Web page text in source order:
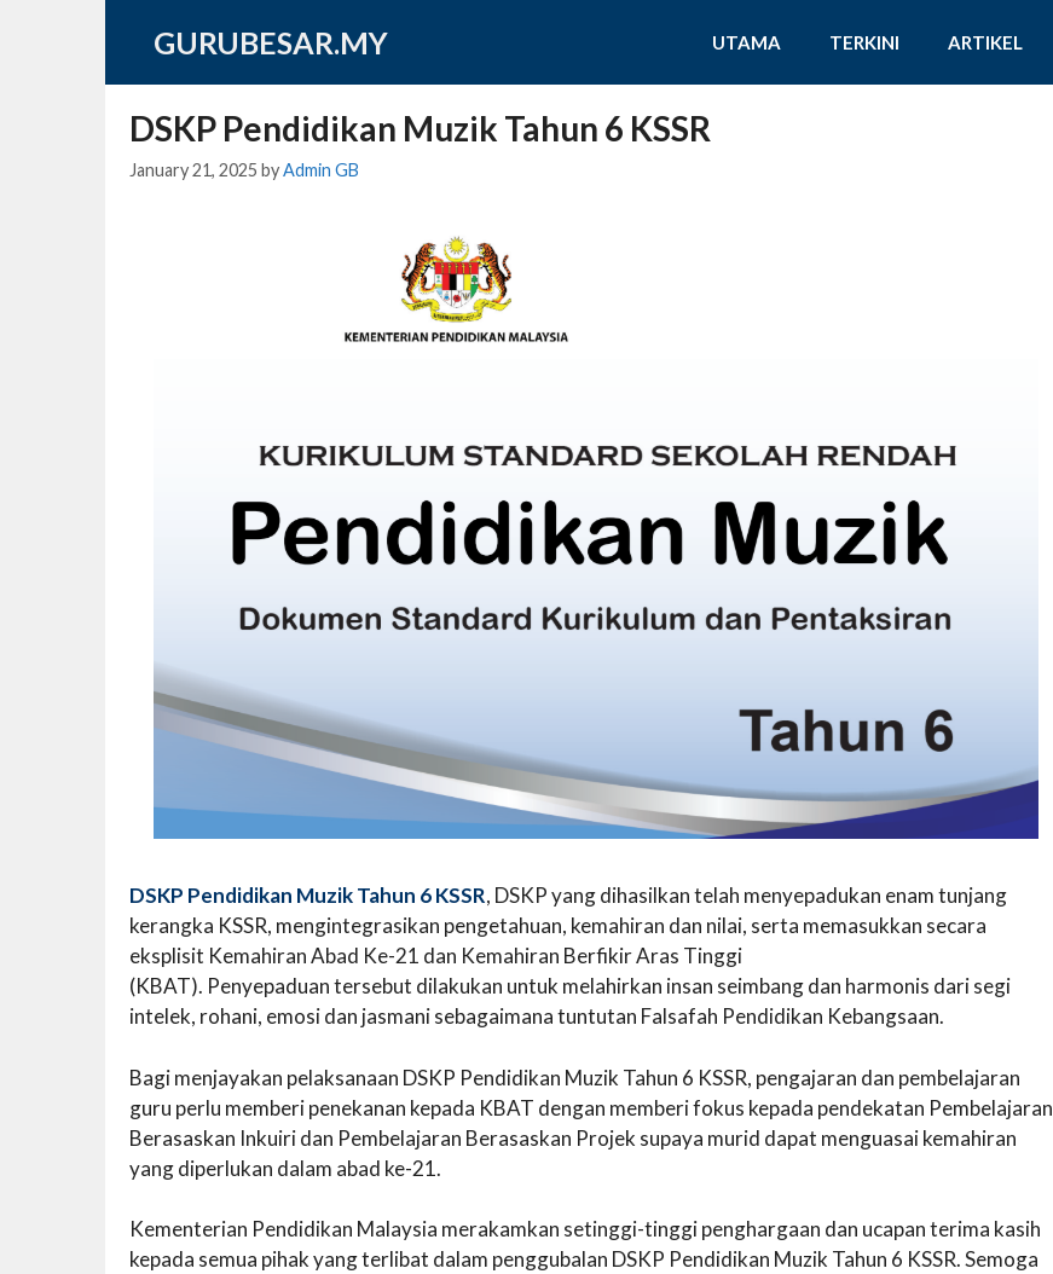
GURUBESAR.MY UTAMA TERKINI ARTIKEL
DSKP Pendidikan Muzik Tahun 6 KSSR
January 21, 2025 byAdmin GB
DSKP Pendidikan Muzik Tahun 6 KSSR, DSKP yang dihasilkan telah menyepadukan enam tunjang
kerangka KSSR, mengintegrasikan pengetahuan, kemahiran dan nilai, serta memasukkan secara
eksplisit Kemahiran Abad Ke-21 dan Kemahiran Berfikir Aras Tinggi
(KBAT). Penyepaduan tersebut dilakukan untuk melahirkan insan seimbang dan harmonis dari segi
intelek, rohani, emosi dan jasmani sebagaimana tuntutan Falsafah Pendidikan Kebangsaan.
Bagi menjayakan pelaksanaan DSKP Pendidikan Muzik Tahun 6 KSSR, pengajaran dan pembelajaran
guru perlu memberi penekanan kepada KBAT dengan memberi fokus kepada pendekatan Pembelajaran
Berasaskan Inkuiri dan Pembelajaran Berasaskan Projek supaya murid dapat menguasai kemahiran
yang diperlukan dalam abad ke-21.
Kementerian Pendidikan Malaysia merakamkan setinggi-tinggi penghargaan dan ucapan terima kasih
kepada semua pihak yang terlibat dalam penggubalan DSKP Pendidikan Muzik Tahun 6 KSSR. Semoga